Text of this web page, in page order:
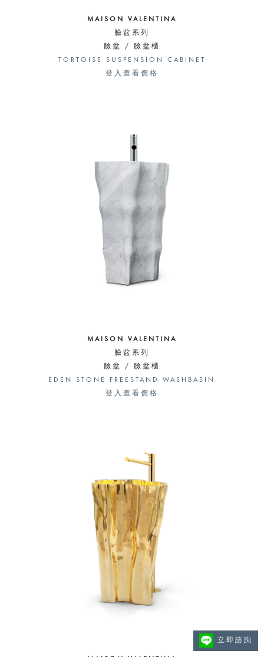
MAISON VALENTINA
臉盆系列
臉盆 / 臉盆櫃
TORTOISE SUSPENSION CABINET
登入查看價格
MAISON VALENTINA
臉盆系列
臉盆 / 臉盆櫃
EDEN STONE FREESTAND WASHBASIN
登入查看價格
立即諮詢